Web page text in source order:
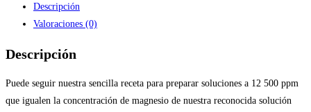
Descripción
Valoraciones (0)
Descripción
Puede seguir nuestra sencilla receta para preparar soluciones a 12 500 ppm
que igualen la concentración de magnesio de nuestra reconocida solución